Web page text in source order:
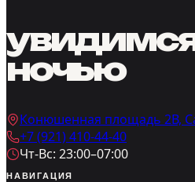
ночью
Конюшенная площадь 2В,
+7 (921) 410-44-40
Чт-Вс: 23:00–07:00
НАВИГАЦИЯ